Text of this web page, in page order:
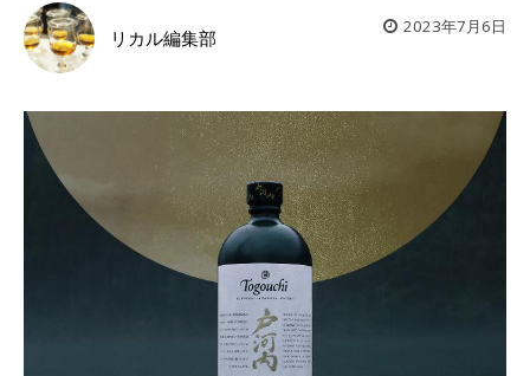
リカル編集部 2023年7月6日